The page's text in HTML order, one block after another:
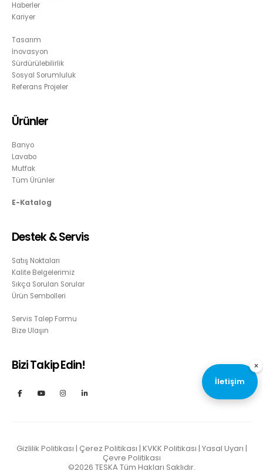
×
İletişim
Haberler
Kariyer
Tasarım
İnovasyon
Sürdürülebilirlik
Sosyal Sorumluluk
Referans Projeler
Ürünler
Banyo
Lavabo
Mutfak
Tüm Ürünler
E-Katalog
Destek & Servis
Satış Noktaları
Kalite Belgelerimiz
Sıkça Sorulan Sorular
Ürün Sembolleri
Servis Talep Formu
Bize Ulaşın
Bizi Takip Edin!
Gizlilik Politikası | Çerez Politikası | KVKK Politikası | Yasal Uyarı |
Çevre Politikası
©2026 TESKA Tüm Hakları Saklıdır.